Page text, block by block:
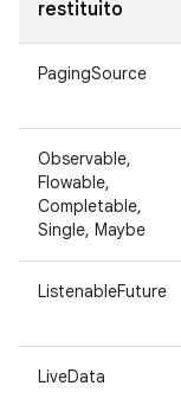
restituito
PagingSource
Observable,
Flowable,
Completable,
Single, Maybe
ListenableFuture
LiveData